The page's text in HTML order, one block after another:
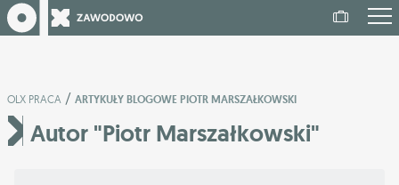
OLX PRACA / ARTYKUŁY BLOGOWE PIOTR MARSZAŁKOWSKI
Autor "Piotr Marszałkowski"